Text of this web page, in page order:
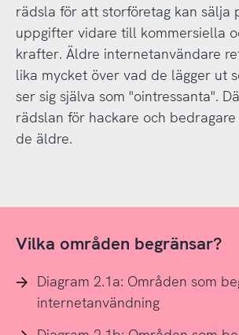
rädsla för att storföretag kan sälja
uppgifter vidare till kommersiella
krafter. Äldre internetanvändare
lika mycket över vad de lägger ut
ser sig själva som "ointressanta".
rädslan för hackare och
de äldre.
Vilka områden begränsar?
Diagram 2.1a: Områden som
internetanvändning